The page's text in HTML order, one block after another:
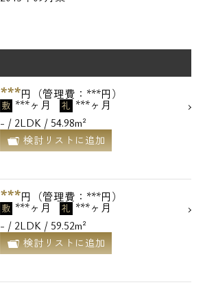
***円（管理費：***円）
敷 ***ヶ月 礼 ***ヶ月
- / 2LDK / 54.98m²
検討リストに追加
***円（管理費：***円）
敷 ***ヶ月 礼 ***ヶ月
- / 2LDK / 59.52m²
検討リストに追加